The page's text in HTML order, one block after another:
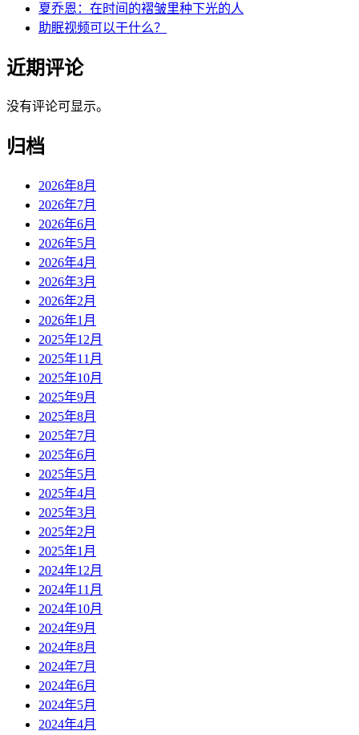
夏乔恩：在时间的褶皱里种下光的人
助眠视频可以干什么？
近期评论
没有评论可显示。
归档
2026年8月
2026年7月
2026年6月
2026年5月
2026年4月
2026年3月
2026年2月
2026年1月
2025年12月
2025年11月
2025年10月
2025年9月
2025年8月
2025年7月
2025年6月
2025年5月
2025年4月
2025年3月
2025年2月
2025年1月
2024年12月
2024年11月
2024年10月
2024年9月
2024年8月
2024年7月
2024年6月
2024年5月
2024年4月